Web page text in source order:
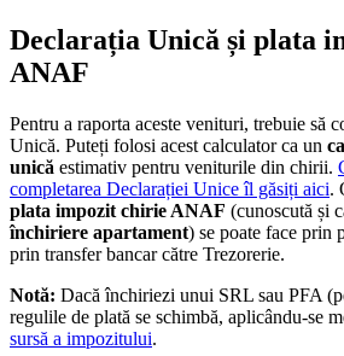
Declarația Unică și plata
ANAF
Pentru a raporta aceste venituri, trebuie să
Unică. Puteți folosi acest calculator ca un
unică estimativ pentru veniturile din chirii.
completarea Declarației Unice îl găsiți aici.
plata impozit chirie ANAF (cunoscută și
închiriere apartament) se poate face prin
prin transfer bancar către Trezorerie.
Notă: Dacă închiriezi unui SRL sau PFA
regulile de plată se schimbă, aplicându-se
sursă a impozitului.